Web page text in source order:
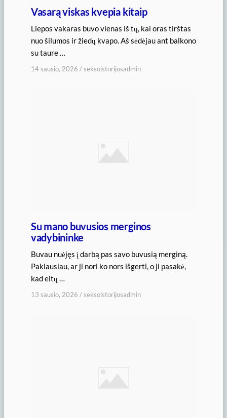
Vasarą viskas kvepia kitaip
Liepos vakaras buvo vienas iš tų, kai oras tirštas
nuo šilumos ir žiedų kvapo. Aš sėdėjau ant balkono
su taure …
14 sausio, 2026 /seksoistorijosadmin
Su mano buvusios merginos
vadybininke
Buvau nuėjęs į darbą pas savo buvusią merginą.
Paklausiau, ar ji nori ko nors išgerti, o ji pasakė,
kad eitų …
13 sausio, 2026 /seksoistorijosadmin